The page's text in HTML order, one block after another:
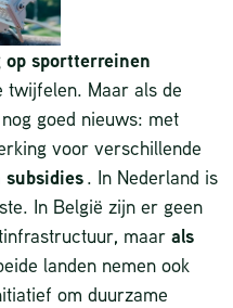
sportterreinen
twijfelen. Maar als de
goed nieuws: met
voor verschillende
. In Nederland is
In België zijn er geen
maar als
landen nemen ook
om duurzame